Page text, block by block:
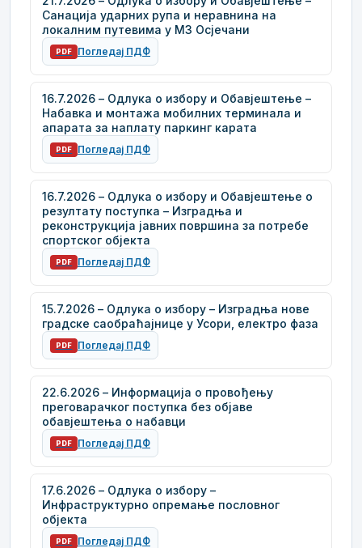
Санација ударних рупа и неравнина на
локалним путевима у МЗ Осјечани
PDF Погледај ПДФ
16.7.2026 – Одлука о избору и Обавјештење –
Набавка и монтажа мобилних терминала и
апарата за наплату паркинг карата
PDF Погледај ПДФ
16.7.2026 – Одлука о избору и Обавјештење о
резултату поступка – Изградња и
реконструкција јавних површина за потребе
спортског објекта
PDF Погледај ПДФ
15.7.2026 – Одлука о избору – Изградња нове
градске саобраћајнице у Усори, електро фаза
PDF Погледај ПДФ
22.6.2026 – Информација о провођењу
преговарачког поступка без објаве
обавјештења о набавци
PDF Погледај ПДФ
17.6.2026 – Одлука о избору –
Инфраструктурно опремање пословног
објекта
PDF Погледај ПДФ